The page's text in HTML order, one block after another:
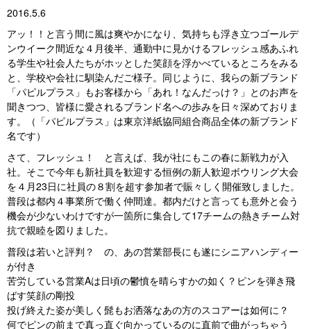
2016.5.6
アッ！！と言う間に風は爽やかになり、気持ちも浮き立つゴールデ
ンウイーク間近な４月後半、通勤中に見かけるフレッシュ感あふれ
る学生や社会人たちがホッとした笑顔を浮かべているところをみる
と、学校や会社に馴染んだご様子。同じように、我らの新ブランド
「パピルプラス」もお客様から「あれ！なんだっけ？」とのお声を
聞きつつ、皆様に愛されるブランド名への歩みを日々深めておりま
す。（「パピルプラス」は東京洋紙協同組合商品全体の新ブランド
名です）
さて、フレッシュ！ と言えば、我が社にもこの春に新戦力が入
社。そこで今年も新社員を歓迎する恒例の新人歓迎ボウリング大会
を４月23日に社員の８割を超す参加者で賑々しく開催致しました。
普段は都内４事業所で働く仲間達。都内だけと言っても意外と会う
機会が少ないわけですが一箇所に集合して17チームの熱きチーム対
抗で親睦を図りました。
普段は若いと評判？ の、あの営業部長にも遂にシニアハンディー
が付き
苦労している営業Aは日頃の鬱憤を晴らすかの如く？ピンを弾き飛
ばす笑顔の剛投
投げ終えた姿が美しく髭もお洒落なあの方のスコアーは如何に？
何でピンの前まで真っ直ぐ向かっているのに直前で曲がっちゃう